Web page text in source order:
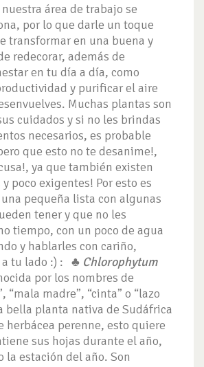
área de trabajo se
por lo que darle un toque
transformar en una buena y
redecorar, además de
en tu día a día, como
y purificar el aire
Muchas plantas son
cuidados y si no les brindas
necesarios, es probable
que esto no te desanime!,
ya que también existen
poco exigentes! Por esto es
pequeña lista con algunas
tener y que no les
tiempo, con un poco de agua
y hablarles con cariño,
tu lado :) : ♣ Chlorophytum
por los nombres de
“mala madre”, “cinta” o “lazo
bella planta nativa de Sudáfrica
herbácea perenne, esto quiere
sus hojas durante el año,
la estación del año. Son